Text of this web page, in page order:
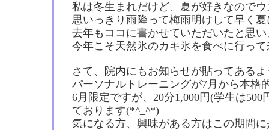
私は冬生まれだけど、夏が好きなので
思いっきり雨降って梅雨明けして早く
去年もココに書かせていただいたと思
今年こそ天然氷のカキ氷を食べに行っ
さて、院内にもお知らせが貼ってある
パーソナルトレーニングが7月から本格
6月限定ですが、20分1,000円(学生は
ております(*^_^*)
気になる方、興味がある方はこの期間